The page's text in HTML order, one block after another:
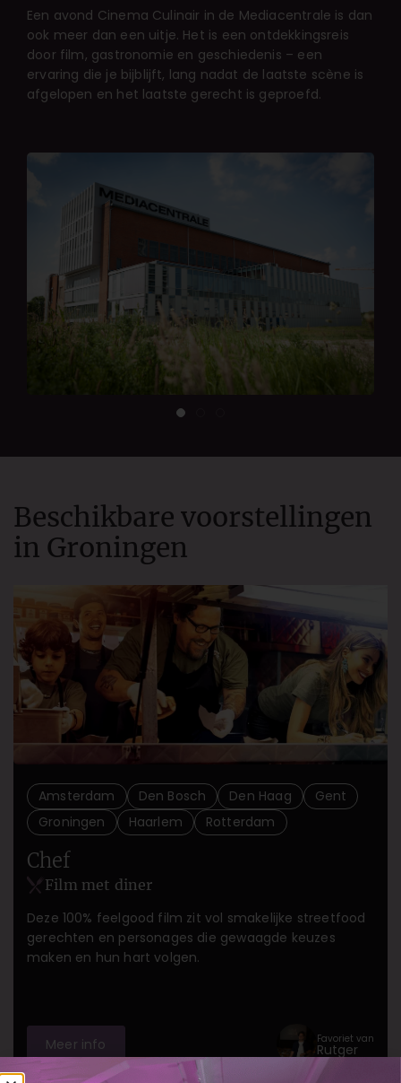
Een avond Cinema Culinair in de Mediacentrale is dan
ook meer dan een uitje. Het is een ontdekkingsreis
door film, gastronomie en geschiedenis – een
ervaring die je bijblijft, lang nadat de laatste scène is
afgelopen en het laatste gerecht is geproefd.
Beschikbare voorstellingen
in Groningen
Amsterdam Den Bosch Den Haag
Gent
Groningen
Haarlem Rotterdam
Chef
Film met diner
Deze 100% feelgood film zit vol smakelijke streetfood
gerechten en personages die gewaagde keuzes
maken en hun hart volgen.
Meer info Favoriet van
Rutger